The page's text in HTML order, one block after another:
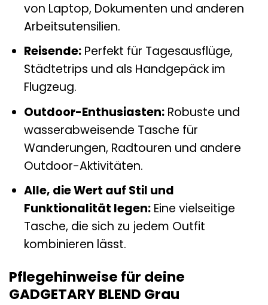
von Laptop, Dokumenten und anderen
Arbeitsutensilien.
Reisende:Perfekt für Tagesausflüge,
Städtetrips und als Handgepäck im
Flugzeug.
Outdoor-Enthusiasten:Robuste und
wasserabweisende Tasche für
Wanderungen, Radtouren und andere
Outdoor-Aktivitäten.
Alle, die Wert auf Stil und
Funktionalität legen:Eine vielseitige
Tasche, die sich zu jedem Outfit
kombinieren lässt.
Pflegehinweise für deine
GADGETARY BLEND Grau